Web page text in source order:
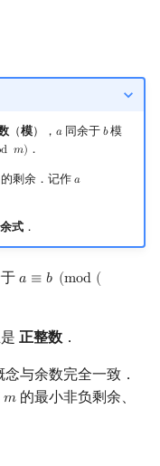
（模）， 𝑎
a同余于 𝑏
b模
d 𝑚) ．
的剩余．记作𝑎
a
式．
𝑎 ≡ 𝑏 (mod (
a ≡b (mod(−m
正整数 ．
与余数完全一致．
𝑚
m 的最小非负剩余、